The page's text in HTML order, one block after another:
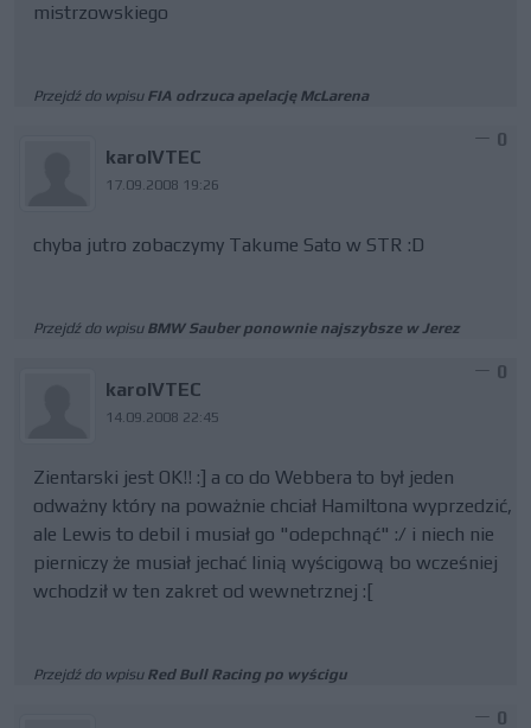
mistrzowskiego
Przejdź do wpisu FIA odrzuca apelację McLarena
karolVTEC
17.09.2008 19:26
0
chyba jutro zobaczymy Takume Sato w STR :D
Przejdź do wpisu BMW Sauber ponownie najszybsze w Jerez
karolVTEC
14.09.2008 22:45
0
Zientarski jest OK!! :] a co do Webbera to był jeden
odważny który na poważnie chciał Hamiltona wyprzedzić,
ale Lewis to debil i musiał go "odepchnąć" :/ i niech nie
pierniczy że musiał jechać linią wyścigową bo wcześniej
wchodził w ten zakret od wewnetrznej :[
Przejdź do wpisu Red Bull Racing po wyścigu
0